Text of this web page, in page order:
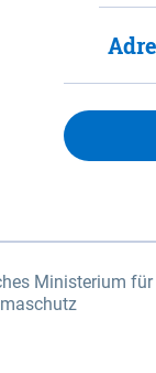
Ministerium für